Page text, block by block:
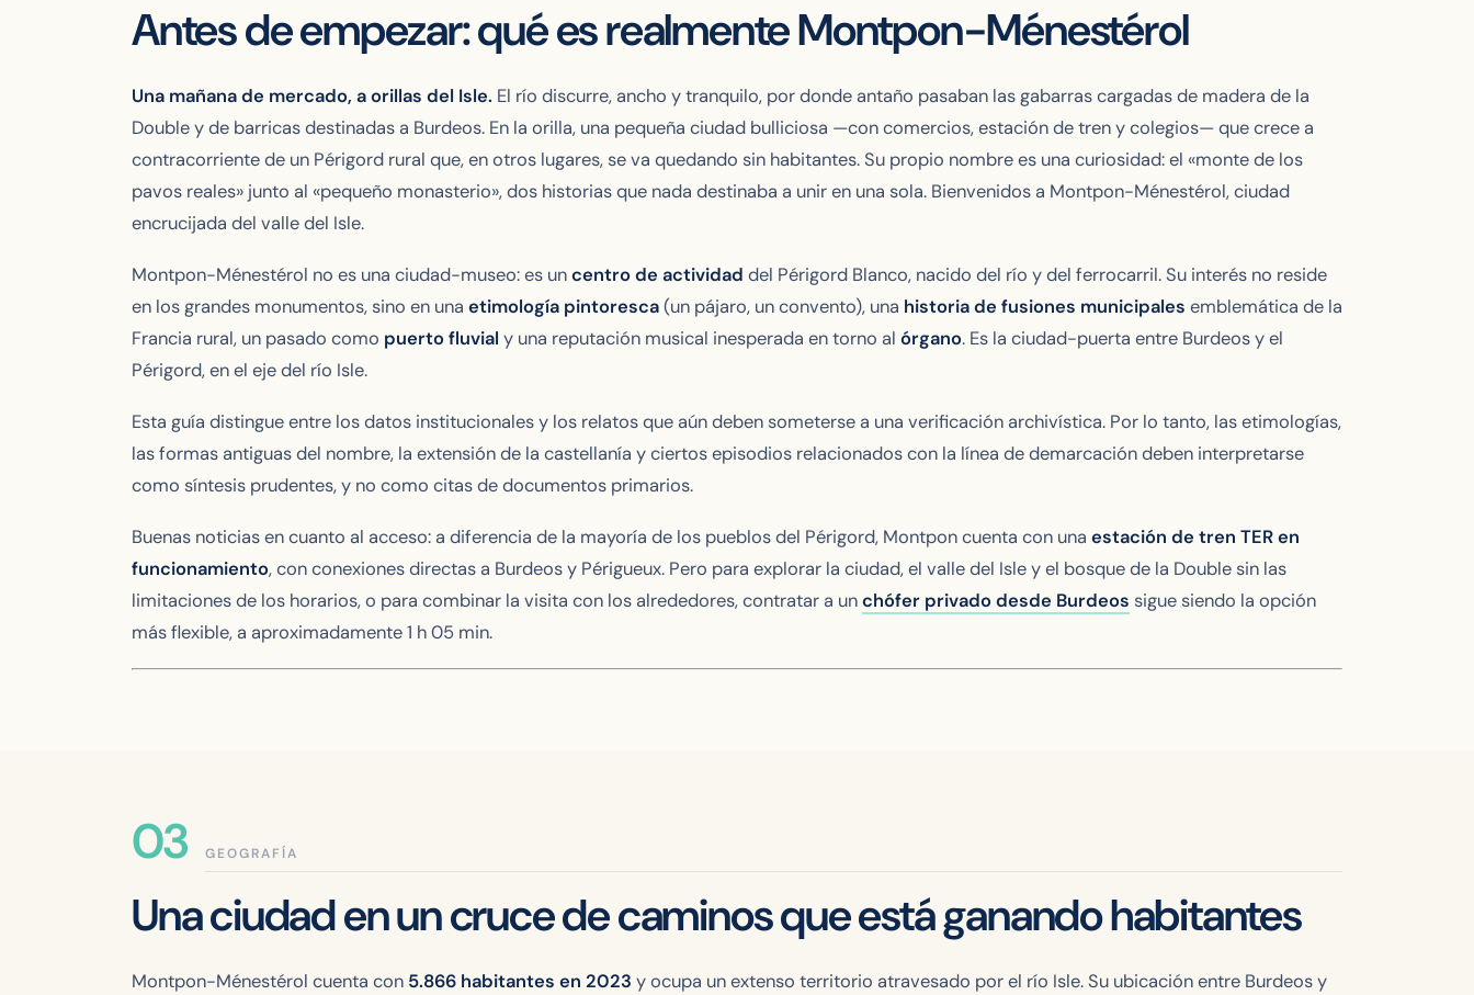
Antes de empezar: qué es realmente Montpon-Ménestérol
Una mañana de mercado, a orillas del Isle. El río discurre, ancho y tranquilo, por donde antaño pasaban las gabarras cargadas de madera de la
Double y de barricas destinadas a Burdeos. En la orilla, una pequeña ciudad bulliciosa —con comercios, estación de tren y colegios— que crece a
contracorriente de un Périgord rural que, en otros lugares, se va quedando sin habitantes. Su propio nombre es una curiosidad: el «monte de los
pavos reales» junto al «pequeño monasterio», dos historias que nada destinaba a unir en una sola. Bienvenidos a Montpon-Ménestérol, ciudad
encrucijada del valle del Isle.
Montpon-Ménestérol no es una ciudad-museo: es uncentro de actividad del Périgord Blanco, nacido del río y del ferrocarril. Su interés no reside
en los grandes monumentos, sino en una etimología pintoresca(un pájaro, un convento), una historia de fusiones municipales emblemática de la
Francia rural, un pasado como puerto fluvial y una reputación musical inesperada en torno al órgano. Es la ciudad-puerta entre Burdeos y el
Périgord, en el eje del río Isle.
Esta guía distingue entre los datos institucionales y los relatos que aún deben someterse a una verificación archivística. Por lo tanto, las etimologías,
las formas antiguas del nombre, la extensión de la castellanía y ciertos episodios relacionados con la línea de demarcación deben interpretarse
como síntesis prudentes, y no como citas de documentos primarios.
Buenas noticias en cuanto al acceso: a diferencia de la mayoría de los pueblos del Périgord, Montpon cuenta con una estación de tren TER en
funcionamiento, con conexiones directas a Burdeos y Périgueux. Pero para explorar la ciudad, el valle del Isle y el bosque de la Double sin las
limitaciones de los horarios, o para combinar la visita con los alrededores, contratar a unchófer privado desde Burdeos sigue siendo la opción
más flexible, a aproximadamente 1 h 05 min.
GEOGRAFÍA
Una ciudad en un cruce de caminos que está ganando habitantes
Montpon-Ménestérol cuenta con 5.866 habitantes en 2023 y ocupa un extenso territorio atravesado por el río Isle. Su ubicación entre Burdeos y